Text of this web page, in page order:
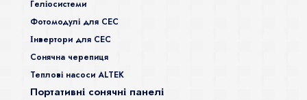
Гeліосистеми
Фотомодулі для СЕС
Інвертори для СЕС
Сонячна черепиця
Теплові насоси ALTEK
Портативні сонячні панелі